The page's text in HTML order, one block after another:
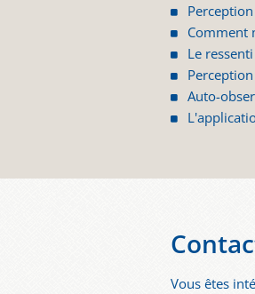
Comment
Le
Auto-
Vous êtes